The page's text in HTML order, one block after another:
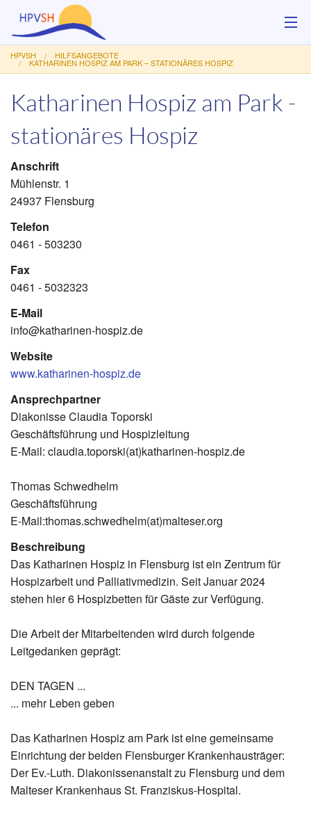
Über uns
Hilfsangebote
Veranstaltungen
Service
Kontakt
Spenden
HPVSH HILFSANGEBOTE
KATHARINEN HOSPIZ AM PARK – STATIONÄRES HOSPIZ
Katharinen Hospiz am Park -
stationäres Hospiz
Anschrift
Mühlenstr. 1
24937 Flensburg
Telefon
0461 - 503230
Fax
0461 - 5032323
E-Mail
info@katharinen-hospiz.de
Website
www.katharinen-hospiz.de
Ansprechpartner
Diakonisse Claudia Toporski
Geschäftsführung und Hospizleitung
E-Mail: claudia.toporski(at)katharinen-hospiz.de
Thomas Schwedhelm
Geschäftsführung
E-Mail:thomas.schwedhelm(at)malteser.org
Beschreibung
Das Katharinen Hospiz in Flensburg ist ein Zentrum für
Hospizarbeit und Palliativmedizin. Seit Januar 2024
stehen hier 6 Hospizbetten für Gäste zur Verfügung.
Die Arbeit der Mitarbeitenden wird durch folgende
Leitgedanken geprägt:
DEN TAGEN ...
... mehr Leben geben
Das Katharinen Hospiz am Park ist eine gemeinsame
Einrichtung der beiden Flensburger Krankenhausträger:
Der Ev.-Luth. Diakonissenanstalt zu Flensburg und dem
Malteser Krankenhaus St. Franziskus-Hospital.